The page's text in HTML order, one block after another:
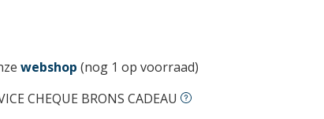
webshop (nog 1 op voorraad)
CHEQUE BRONS CADEAU